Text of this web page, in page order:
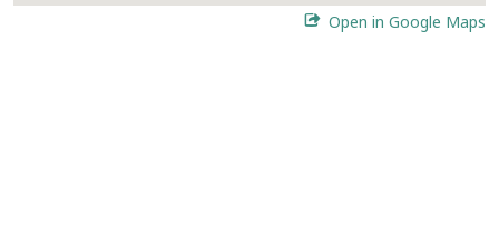
Open in Google Maps